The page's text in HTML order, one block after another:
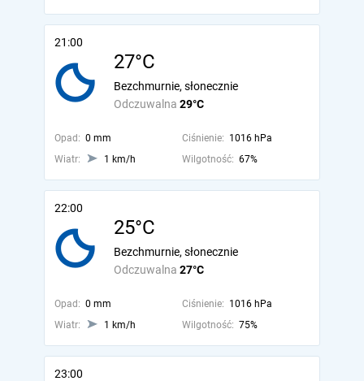
21:00
27°C
Odczuwalna 29°C
Bezchmurnie, słonecznie
Opad: 0 mm Ciśnienie: 1016 hPa
Wiatr:
1 km/h Wilgotność: 67%
22:00
25°C
Odczuwalna 27°C
Bezchmurnie, słonecznie
Opad: 0 mm Ciśnienie: 1016 hPa
Wiatr:
1 km/h Wilgotność: 75%
23:00